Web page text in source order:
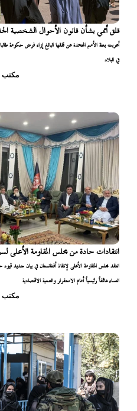
قلق أممي بشأن قانون الأحوال الشخصية
أعربت بعثة الأمم المتحدة عن قلقها البالغ إزاء فرض حكومة
في البلاد
مكتب
انتقادات حادة من مجلس المقاومة الأعلى
انتقد مجلس المقاومة الأعلى لإنقاذ أفغانستان في بيان جديد
النساء عائقاً رئيسياً أمام الاستقرار والتنمية الاقتصادية
مكتب